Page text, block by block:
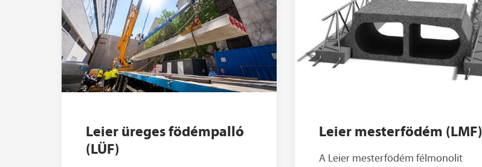
Leier üreges födémpalló
(LÜF)
Leier mesterfödém (LMF)
A Leier mesterfödém félmonolit